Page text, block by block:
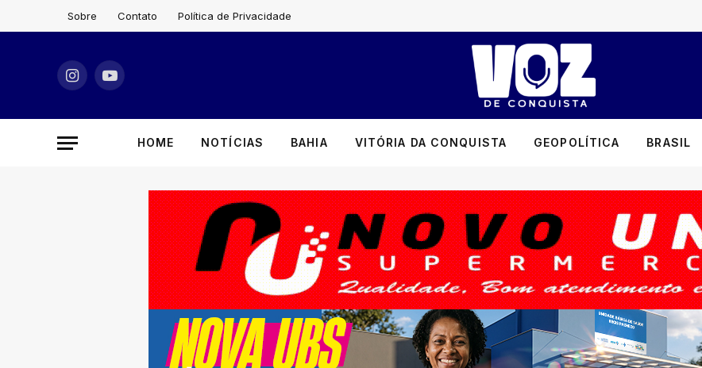
Sobre Contato Política de Privacidade
InstagramYouTube
HOME NOTÍCIAS BAHIA VITÓRIA DA CONQUISTA GEOPOLÍTICA BRASIL